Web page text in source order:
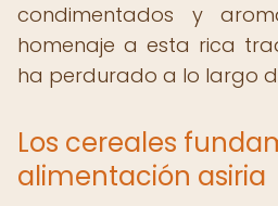
condimentados y
homenaje a esta rica
ha perdurado a lo largo
Los cereales
alimentación asiria